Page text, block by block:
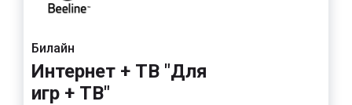
Билайн
Интернет + ТВ "Для
игр + ТВ"